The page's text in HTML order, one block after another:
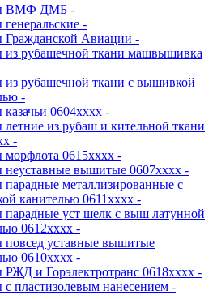
ВМФ ДМБ -
-
Авиации -
из рубашечной ткани машвышивка
рубашечной ткани с вышивкой
-
0604хххх -
из рубаш и кительной ткани
-
0615хххх -
вышитые 0607хххх -
металлизированные с
канителью 0611хххх -
уст шелк с выш латунной
0612хххх -
уставные вышитые
0610хххх -
и Горэлектротранс 0618хххх -
пластизолевым нанесением -